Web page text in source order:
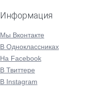
Информация
Мы Вконтакте
В Одноклассниках
На Facebook
В Твиттере
В Instagram